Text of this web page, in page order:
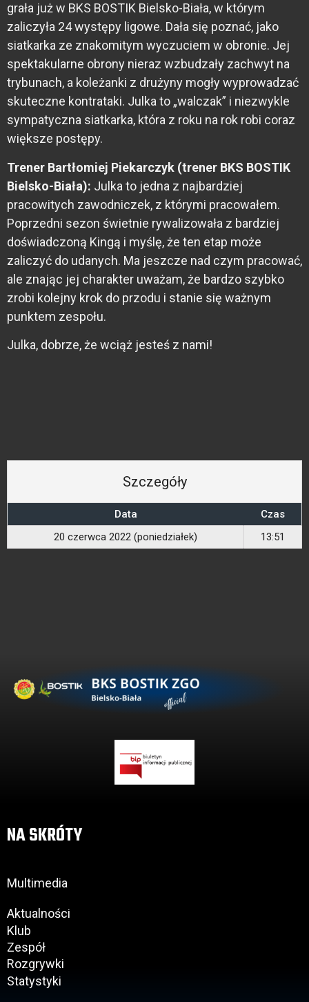
grała już w BKS BOSTIK Bielsko-Biała, w którym
zaliczyła 24 występy ligowe. Dała się poznać, jako
siatkarka ze znakomitym wyczuciem w obronie. Jej
spektakularne obrony nieraz wzbudzały zachwyt na
trybunach, a koleżanki z drużyny mogły wyprowadzać
skuteczne kontrataki. Julka to „walczak” i niezwykle
sympatyczna siatkarka, która z roku na rok robi coraz
większe postępy.
Trener Bartłomiej Piekarczyk (trener BKS BOSTIK
Bielsko-Biała): Julka to jedna z najbardziej
pracowitych zawodniczek, z którymi pracowałem.
Poprzedni sezon świetnie rywalizowała z bardziej
doświadczoną Kingą i myślę, że ten etap może
zaliczyć do udanych. Ma jeszcze nad czym pracować,
ale znając jej charakter uważam, że bardzo szybko
zrobi kolejny krok do przodu i stanie się ważnym
punktem zespołu.
Julka, dobrze, że wciąż jesteś z nami!
Szczegóły
Data
Czas
20 czerwca 2022 (poniedziałek)
13:51
NA SKRÓTY
Multimedia
Aktualności
Klub
Zespół
Rozgrywki
Statystyki